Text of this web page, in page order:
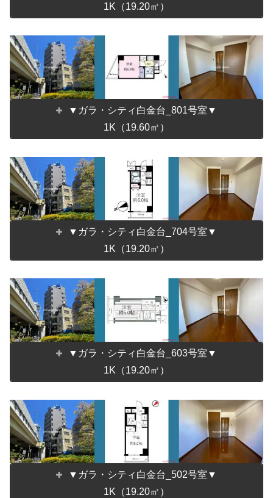
1K（19.20㎡）
▼ガラ・シティ白金台_801号室▼
1K（19.60㎡）
▼ガラ・シティ白金台_704号室▼
1K（19.20㎡）
▼ガラ・シティ白金台_603号室▼
1K（19.20㎡）
▼ガラ・シティ白金台_502号室▼
1K（19.20㎡）